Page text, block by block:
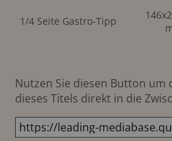
1/4 Seite Gastro-Tipp
Nutzen Sie diesen Button um
dieses Titels direkt in die